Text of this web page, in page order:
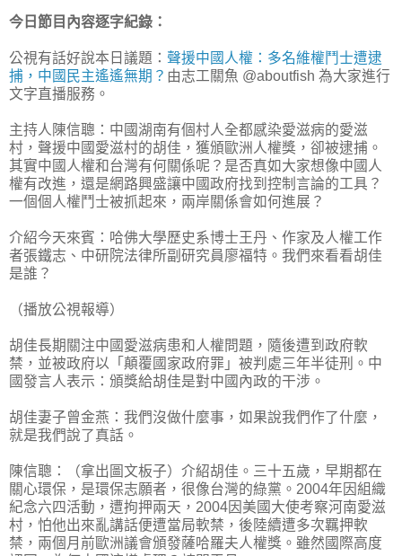
今日節目內容逐字紀錄：
公視有話好說本日議題： 聲援中國人權：多名維權鬥士遭逮
捕，中國民主遙遙無期？ 由志工關魚 @aboutfish 為大家進行
文字直播服務。
主持人陳信聰：中國湖南有個村人全都感染愛滋病的愛滋
村，聲援中國愛滋村的胡佳，獲頒歐洲人權獎，卻被逮捕。
其實中國人權和台灣有何關係呢？是否真如大家想像中國人
權有改進，還是網路興盛讓中國政府找到控制言論的工具？
一個個人權鬥士被抓起來，兩岸關係會如何進展？
介紹今天來賓：哈佛大學歷史系博士王丹、作家及人權工作
者張鐵志、中研院法律所副研究員廖福特。我們來看看胡佳
是誰？
（播放公視報導）
胡佳長期關注中國愛滋病患和人權問題，隨後遭到政府軟
禁，並被政府以「顛覆國家政府罪」被判處三年半徒刑。中
國發言人表示：頒獎給胡佳是對中國內政的干涉。
胡佳妻子曾金燕：我們沒做什麼事，如果說我們作了什麼，
就是我們說了真話。
陳信聰：（拿出圖文板子）介紹胡佳。三十五歲，早期都在
關心環保，是環保志願者，很像台灣的綠黨。2004年因組織
紀念六四活動，遭拘押兩天，2004因美國大使考察河南愛滋
村，怕他出來亂講話便遭當局軟禁，後陸續遭多次羈押軟
禁，兩個月前歐洲議會頒發薩哈羅夫人權獎。雖然國際高度